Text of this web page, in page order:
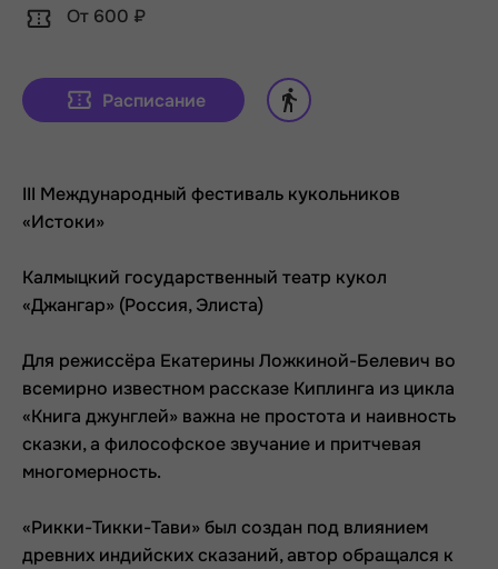
От 600 ₽
Расписание
III Международный фестиваль кукольников
«Истоки»
Калмыцкий государственный театр кукол
«Джангар» (Россия, Элиста)
Для режиссёра Екатерины Ложкиной-Белевич во
всемирно известном рассказе Киплинга из цикла
«Книга джунглей» важна не простота и наивность
сказки, а философское звучание и притчевая
многомерность.
«Рикки-Тикки-Тави» был создан под влиянием
древних индийских сказаний, автор обращался к